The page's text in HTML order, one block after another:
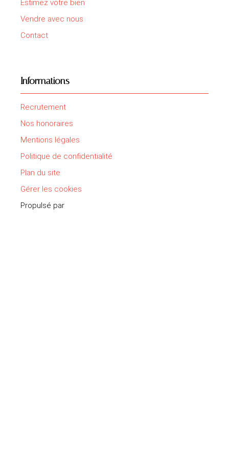
Estimez votre bien
Vendre avec nous
Contact
Informations
Recrutement
Nos honoraires
Mentions légales
Politique de confidentialité
Plan du site
Gérer les cookies
Propulsé par